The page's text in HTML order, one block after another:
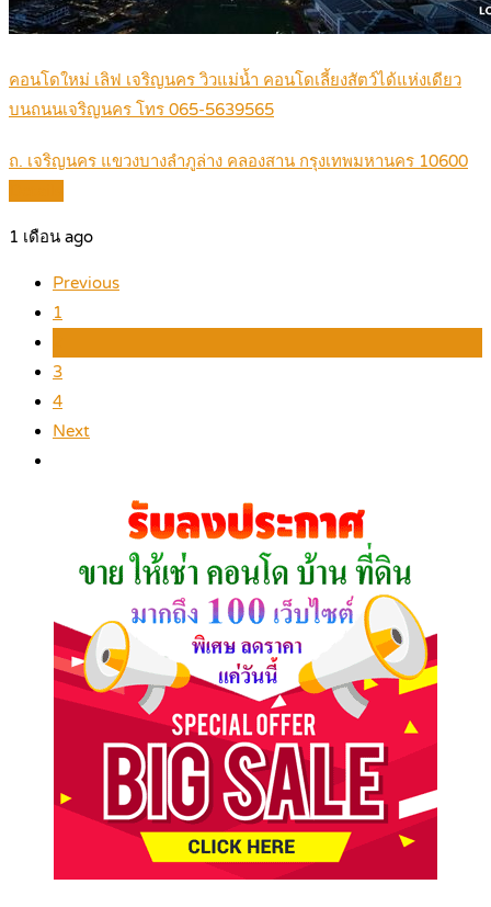
คอนโดใหม่ เลิฟ เจริญนคร วิวแม่น้ำ คอนโดเลี้ยงสัตว์ได้แห่งเดียว
บนถนนเจริญนคร โทร 065-5639565
ถ. เจริญนคร แขวงบางลำภูล่าง คลองสาน กรุงเทพมหานคร 10600
1 เดือน ago
Previous
1
3
4
Next